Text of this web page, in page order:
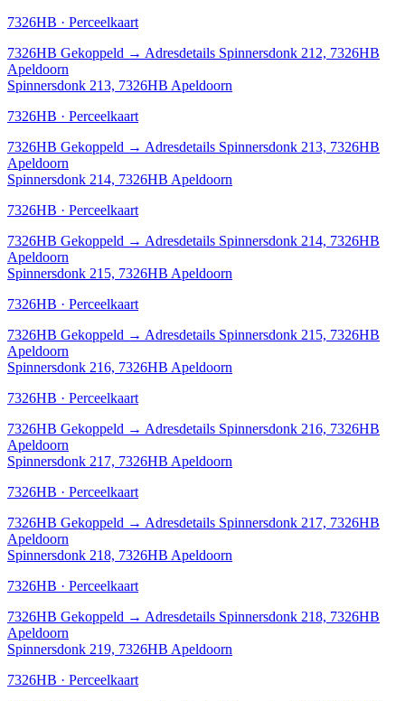
7326HB · Perceelkaart
7326HB Gekoppeld → Adresdetails Spinnersdonk 212, 7326HB
Apeldoorn
Spinnersdonk 213, 7326HB Apeldoorn
7326HB · Perceelkaart
7326HB Gekoppeld → Adresdetails Spinnersdonk 213, 7326HB
Apeldoorn
Spinnersdonk 214, 7326HB Apeldoorn
7326HB · Perceelkaart
7326HB Gekoppeld → Adresdetails Spinnersdonk 214, 7326HB
Apeldoorn
Spinnersdonk 215, 7326HB Apeldoorn
7326HB · Perceelkaart
7326HB Gekoppeld → Adresdetails Spinnersdonk 215, 7326HB
Apeldoorn
Spinnersdonk 216, 7326HB Apeldoorn
7326HB · Perceelkaart
7326HB Gekoppeld → Adresdetails Spinnersdonk 216, 7326HB
Apeldoorn
Spinnersdonk 217, 7326HB Apeldoorn
7326HB · Perceelkaart
7326HB Gekoppeld → Adresdetails Spinnersdonk 217, 7326HB
Apeldoorn
Spinnersdonk 218, 7326HB Apeldoorn
7326HB · Perceelkaart
7326HB Gekoppeld → Adresdetails Spinnersdonk 218, 7326HB
Apeldoorn
Spinnersdonk 219, 7326HB Apeldoorn
7326HB · Perceelkaart